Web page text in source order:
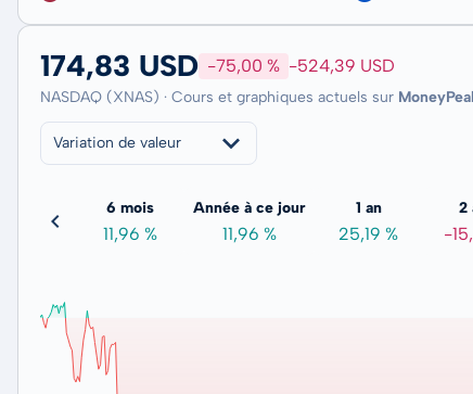
174,83 USD -75,00 % -524,39 USD
NASDAQ (XNAS) · Cours et graphiques actuels sur
Variation de valeur
6 mois
11,96 %
Année à ce jour
11,96 %
1 an
25,19 %
2
-